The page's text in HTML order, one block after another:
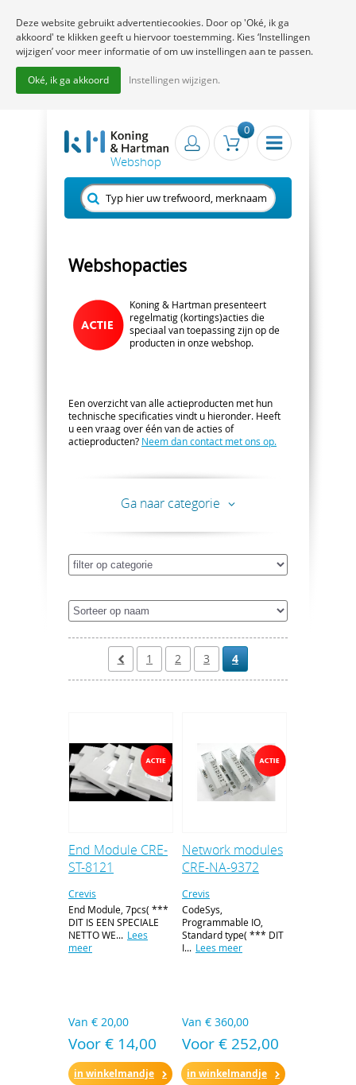
0
Webshopacties
Koning & Hartman presenteert
regelmatig (kortings)acties die
speciaal van toepassing zijn op de
producten in onze webshop.
Een overzicht van alle actieproducten met hun
technische specificaties vindt u hieronder. Heeft
u een vraag over één van de acties of
actieproducten? Neem dan contact met ons op.
Ga naar categorie
1 2 3 4
End Module CRE-
ST-8121
Crevis
End Module, 7pcs( ***
DIT IS EEN SPECIALE
NETTO WE... Lees
meer
Van € 20,00
Voor € 14,00
in winkelmandje
Network modules
CRE-NA-9372
Crevis
CodeSys,
Programmable IO,
Standard type( *** DIT
I... Lees meer
Van € 360,00
Voor € 252,00
in winkelmandje
Deze website gebruikt advertentiecookies. Door op 'Oké, ik ga
akkoord' te klikken geeft u hiervoor toestemming. Kies ‘Instellingen
wijzigen’ voor meer informatie of om uw instellingen aan te passen.
Oké, ik ga akkoord Instellingen wijzigen.